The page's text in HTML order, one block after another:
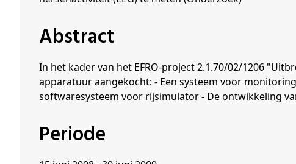
Abstract
In het kader van het EFRO-project 2.1.70/02/1206
apparatuur aangekocht: - Een systeem voor
softwaresysteem voor rijsimulator - De ontwikkeling
Periode